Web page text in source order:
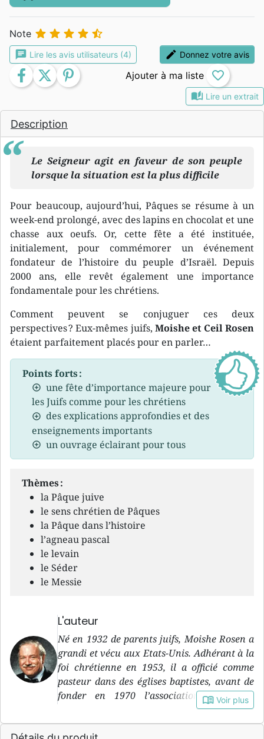
auto_stories Lire un extrait
Description
Le Seigneur agit en faveur de son peuple
lorsque la situation est la plus difficile
Pour beaucoup, aujourd’hui, Pâques se résume à un
week-end prolongé, avec des lapins en chocolat et une
chasse aux oeufs. Or, cette fête a été instituée,
initialement, pour commémorer un événement
fondateur de l’histoire du peuple d’Israël. Depuis
2000 ans, elle revêt également une importance
fondamentale pour les chrétiens.
Comment peuvent se conjuguer ces deux
perspectives ? Eux-mêmes juifs, Moishe et Ceil Rosen
étaient parfaitement placés pour en parler…
Points forts :
une fête d’importance majeure pour
les Juifs comme pour les chrétiens
des explications approfondies et des
enseignements importants
un ouvrage éclairant pour tous
Thèmes :
la Pâque juive
le sens chrétien de Pâques
la Pâque dans l’histoire
l’agneau pascal
le levain
le Séder
le Messie
L'auteur
Né en 1932 de parents juifs, Moishe Rosen a
grandi et vécu aux Etats-Unis. Adhérant à la
foi chrétienne en 1953, il a officié comme
pasteur dans des églises baptistes, avant de
fonder en 1970 l’association qui allait
devenir Jews for Jesus. Il est décédé en 2010.
book_open Voir plus
Note     
chat Lire les avis utilisateurs (4) edit Donnez votre avis
facebook twitter pinterest favorite_border